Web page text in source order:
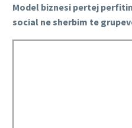
Model biznesi pertej
social ne sherbim te